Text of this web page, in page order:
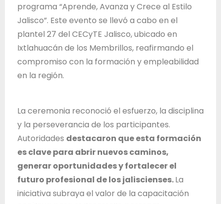
d
e
J
a
l
i
s
programa “Aprende, Avanza y Crece al Estilo
Jalisco”. Este evento se llevó a cabo en el
plantel 27 del CECyTE Jalisco, ubicado en
Ixtlahuacán de los Membrillos, reafirmando el
compromiso con la formación y empleabilidad
en la región.
La ceremonia reconoció el esfuerzo, la disciplina
y la perseverancia de los participantes.
Autoridades destacaron que esta formación
es clave para abrir nuevos caminos,
generar oportunidades y fortalecer el
futuro profesional de los jaliscienses.La
iniciativa subraya el valor de la capacitación